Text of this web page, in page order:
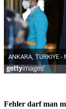
Fehler darf man